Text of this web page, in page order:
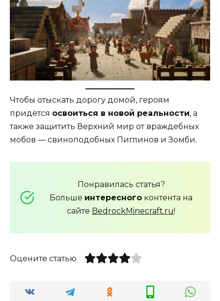
Чтобы отыскать дорогу домой, героям
придётся освоиться в новой реальности, а
также защитить Верхний мир от враждебных
мобов — свиноподобных Пиглинов и Зомби.
Понравилась статья?
Больше интересного контента на
сайте BedrockMinecraft.ru!
Оцените статью